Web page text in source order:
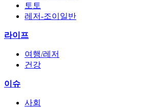
토토
레저-조이일반
라이프
여행/레저
건강
이슈
사회